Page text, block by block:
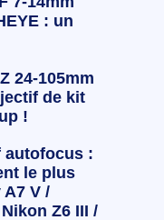
: un
24-105mm
de kit
!
autofocus :
le plus
V /
Z6 III /